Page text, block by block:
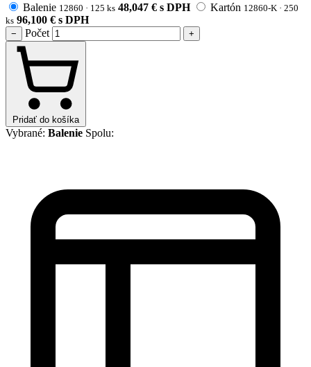
Balenie 12860 · 125 ks 48,047 € s DPH Kartón 12860-K · 250
ks 96,100 € s DPH
− Počet +
Pridať do košíka
Vybrané: Balenie Spolu: